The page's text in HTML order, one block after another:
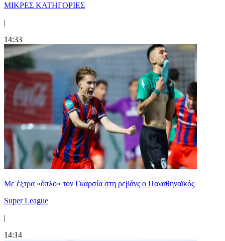
ΜΙΚΡΕΣ ΚΑΤΗΓΟΡΙΕΣ
|
14:33
Mε έξτρα «όπλο» τον Γκαρσία στη ρεβάνς ο Παναθηναϊκός
Super League
|
14:14